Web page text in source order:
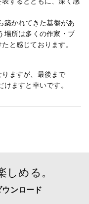
築かれてきた基盤があ
場所は多くの作家・ブ
と感じております。
ますが、最後まで
けますと幸いです。
める。
ンロード